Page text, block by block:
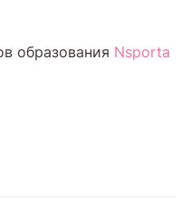
образования Nsporta